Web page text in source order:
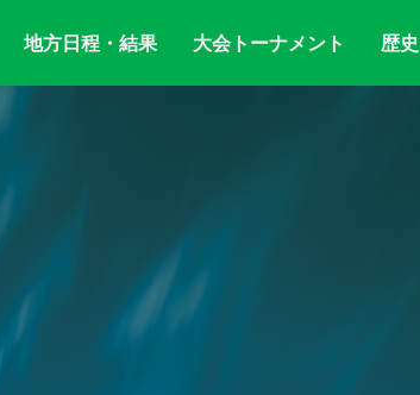
地方日程・結果 大会トーナメント 歴史